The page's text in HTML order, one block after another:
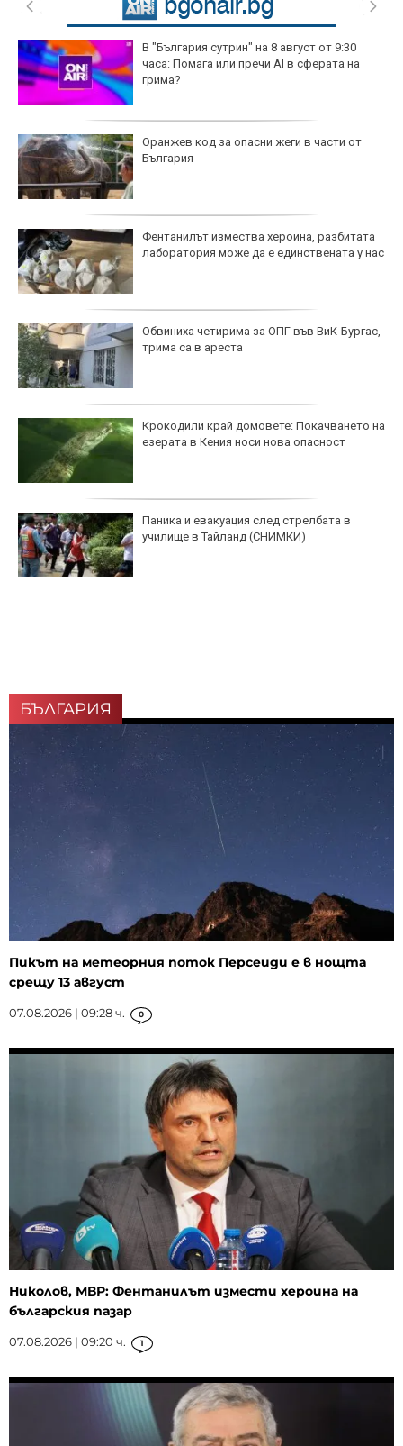
В "България сутрин" на 8 август от 9:30
часа: Помага или пречи AI в сферата на
грима?
Оранжев код за опасни жеги в части от
България
Фентанилът измества хероина, разбитата
лаборатория може да е единствената у нас
Обвиниха четирима за ОПГ във ВиК-Бургас,
трима са в ареста
Крокодили край домовете: Покачването на
езерата в Кения носи нова опасност
Паника и евакуация след стрелбата в
училище в Тайланд (СНИМКИ)
БЪЛГАРИЯ
Пикът на метеорния поток Персеиди е в нощта
срещу 13 август
07.08.2026 | 09:28 ч. 0
Николов, МВР: Фентанилът измести хероина на
българския пазар
07.08.2026 | 09:20 ч. 1